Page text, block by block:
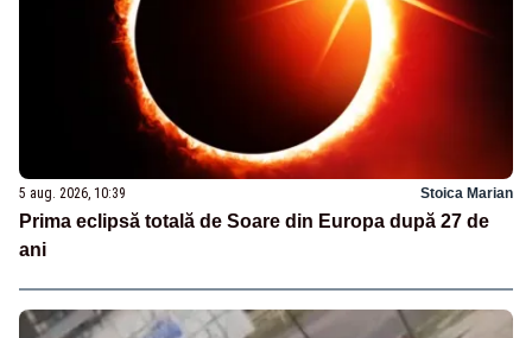
5 aug. 2026, 10:39 Stoica Marian
Prima eclipsă totală de Soare din Europa după 27 de
ani